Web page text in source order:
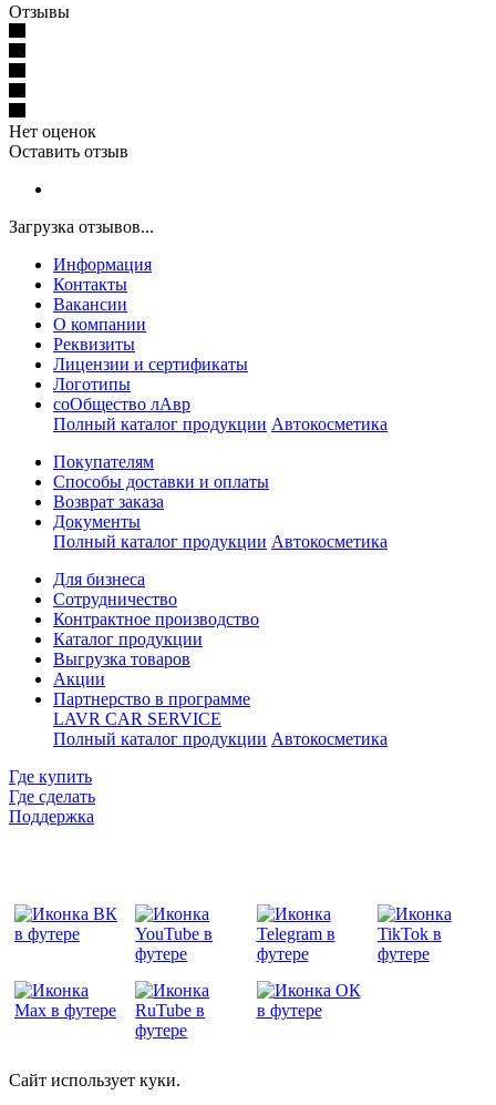
Отзывы
Нет оценок
Оставить отзыв
Загрузка отзывов...
Информация
Контакты
Вакансии
О компании
Реквизиты
Лицензии и сертификаты
Логотипы
соОбщество лАвр
Полный каталог продукции Автокосметика
Покупателям
Способы доставки и оплаты
Возврат заказа
Документы
Полный каталог продукции Автокосметика
Для бизнеса
Сотрудничество
Контрактное производcтво
Каталог продукции
Выгрузка товаров
Акции
Партнерство в программе
LAVR CAR SERVICE
Полный каталог продукции Автокосметика
Где купить
Где сделать
Поддержка
Сайт использует куки.